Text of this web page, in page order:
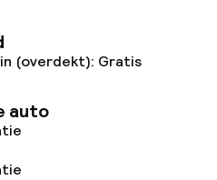
(overdekt): Gratis
auto